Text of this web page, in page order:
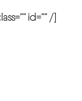
id=”” /]